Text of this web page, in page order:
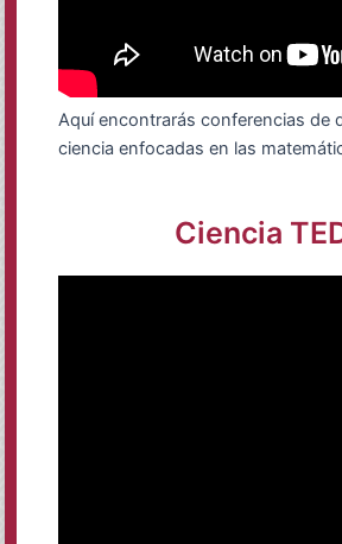
Aquí encontrarás conferencias de
ciencia enfocadas en las
Ciencia